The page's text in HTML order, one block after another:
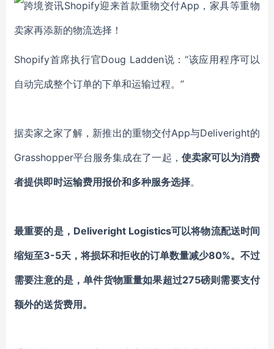
Shopify首席执行官Doug Ladden说：“该应用程序可以
自动完成整个订单的下单和运输过程。”
据卖家之家了解，新推出的重物交付App与Deliveright的
Grasshopper平台服务集成在了一起， 使卖家可以为消费
者提供即时运输费用报价和多种服务选择。
最重要的是，Deliveright Logistics可以将物流配送时间
缩短至3-5天，将损坏和拒收的订单数量减少80%。不过
需要注意的是，单件货物重量如果超过275磅则需要支付
额外的送货费用。